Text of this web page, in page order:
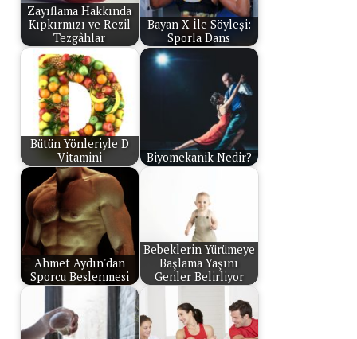
Zayıflama Hakkında
Kıpkırmızı ve Rezil
Tezgâhlar
Bayan X İle Söyleşi:
Sporla Dans
Bütün Yönleriyle D
Vitamini
Biyomekanik Nedir?
Ahmet Aydın'dan
Sporcu Beslenmesi
Bebeklerin Yürümeye
Başlama Yaşını
Genler Belirliyor